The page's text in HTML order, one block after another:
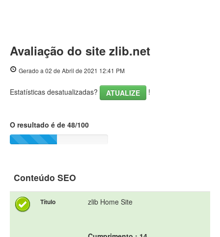
Avaliação do site zlib.net
Gerado a 02 de Abril de 2021 12:41 PM
Estatísticas desatualizadas? ATUALIZE !
O resultado é de 48/100
Conteúdo SEO
Título zlib Home Site